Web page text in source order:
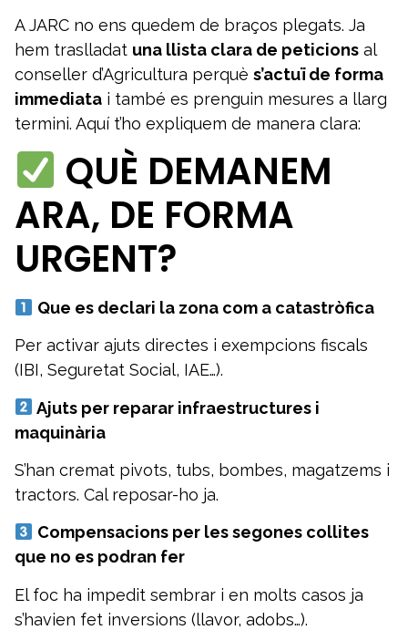
A JARC no ens quedem de braços plegats. Ja
hem traslladat una llista clara de peticions al
conseller d’Agricultura perquè s’actuï de forma
immediata i també es prenguin mesures a llarg
termini. Aquí t’ho expliquem de manera clara:
QUÈ DEMANEM
ARA, DE FORMA
URGENT?
Que es declari la zona com a catastròfica
Per activar ajuts directes i exempcions fiscals
(IBI, Seguretat Social, IAE…).
Ajuts per reparar infraestructures i
maquinària
S’han cremat pivots, tubs, bombes, magatzems i
tractors. Cal reposar-ho ja.
Compensacions per les segones collites
que no es podran fer
El foc ha impedit sembrar i en molts casos ja
s’havien fet inversions (llavor, adobs…).